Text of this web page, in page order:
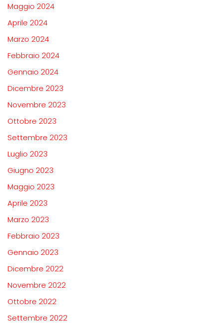
Maggio 2024
Aprile 2024
Marzo 2024
Febbraio 2024
Gennaio 2024
Dicembre 2023
Novembre 2023
Ottobre 2023
Settembre 2023
Luglio 2023
Giugno 2023
Maggio 2023
Aprile 2023
Marzo 2023
Febbraio 2023
Gennaio 2023
Dicembre 2022
Novembre 2022
Ottobre 2022
Settembre 2022